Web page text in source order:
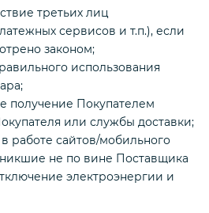
третьих лиц
сервисов и т.п.), если
законом;
использования
получение Покупателем
или службы доставки;
работе сайтов/мобильного
не по вине Поставщика
электроэнергии и